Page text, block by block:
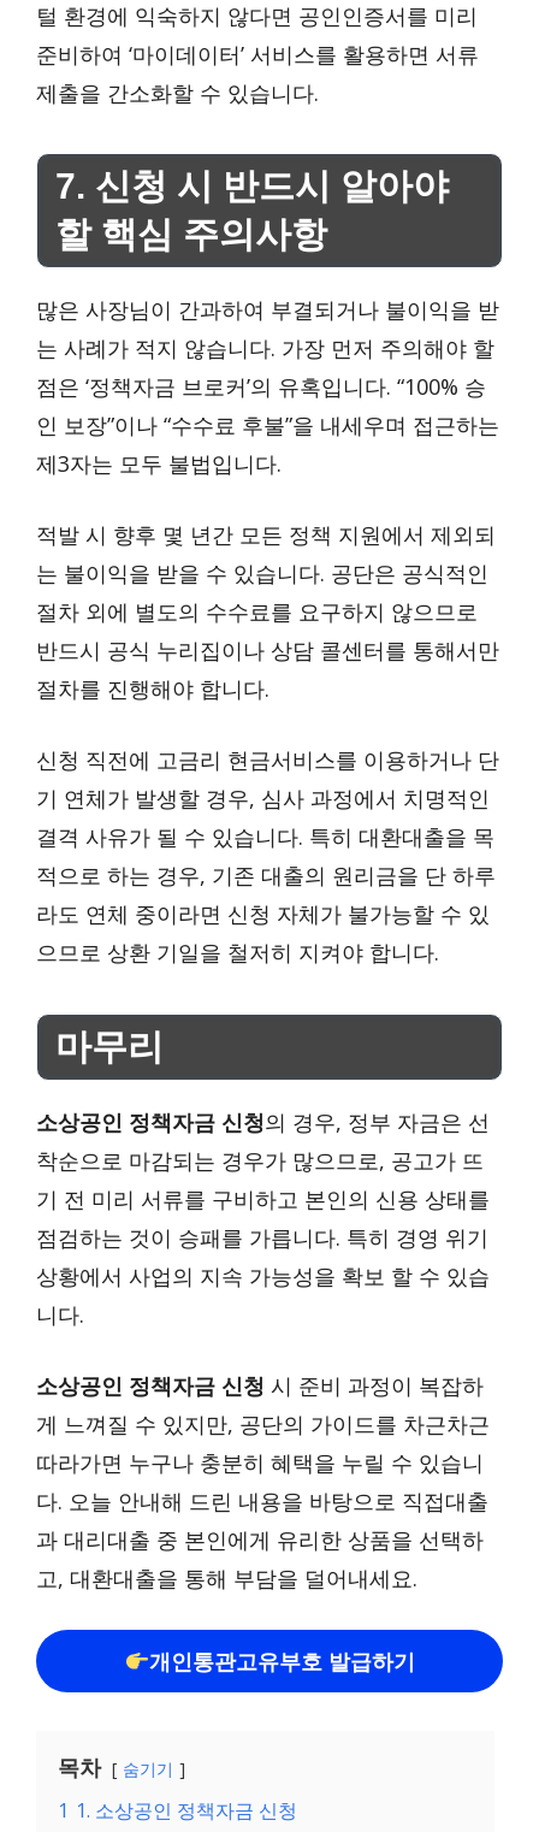
털 환경에 익숙하지 않다면 공인인증서를 미리
준비하여 ‘마이데이터’ 서비스를 활용하면 서류
제출을 간소화할 수 있습니다.
7. 신청 시 반드시 알아야
할 핵심 주의사항
많은 사장님이 간과하여 부결되거나 불이익을 받
는 사례가 적지 않습니다. 가장 먼저 주의해야 할
점은 ‘정책자금 브로커’의 유혹입니다. “100% 승
인 보장”이나 “수수료 후불”을 내세우며 접근하는
제3자는 모두 불법입니다.
적발 시 향후 몇 년간 모든 정책 지원에서 제외되
는 불이익을 받을 수 있습니다. 공단은 공식적인
절차 외에 별도의 수수료를 요구하지 않으므로
반드시 공식 누리집이나 상담 콜센터를 통해서만
절차를 진행해야 합니다.
신청 직전에 고금리 현금서비스를 이용하거나 단
기 연체가 발생할 경우, 심사 과정에서 치명적인
결격 사유가 될 수 있습니다. 특히 대환대출을 목
적으로 하는 경우, 기존 대출의 원리금을 단 하루
라도 연체 중이라면 신청 자체가 불가능할 수 있
으므로 상환 기일을 철저히 지켜야 합니다.
마무리
소상공인 정책자금 신청의 경우, 정부 자금은 선
착순으로 마감되는 경우가 많으므로, 공고가 뜨
기 전 미리 서류를 구비하고 본인의 신용 상태를
점검하는 것이 승패를 가릅니다. 특히 경영 위기
상황에서 사업의 지속 가능성을 확보 할 수 있습
니다.
소상공인 정책자금 신청 시 준비 과정이 복잡하
게 느껴질 수 있지만, 공단의 가이드를 차근차근
따라가면 누구나 충분히 혜택을 누릴 수 있습니
다. 오늘 안내해 드린 내용을 바탕으로 직접대출
과 대리대출 중 본인에게 유리한 상품을 선택하
고, 대환대출을 통해 부담을 덜어내세요.
개인통관고유부호 발급하기
목차 숨기기
1 1. 소상공인 정책자금 신청